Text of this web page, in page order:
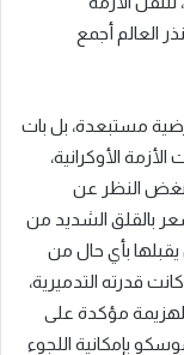
العالم أجمع
مستبعدة، بل بات
الأوكرانية،
بغض النظر عن
بالقلق الشديد من
يقبلها بأي حال من
قدرته التدميرية،
مؤكدة على
بإمكانية اللجوء